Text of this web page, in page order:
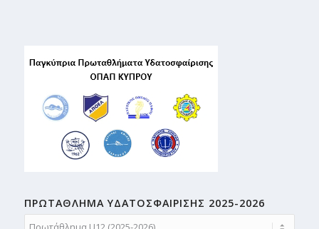
ΠΡΩΤΑΘΛΗMA ΥΔΑΤΟΣΦΑΙΡΙΣΗΣ 2025-2026